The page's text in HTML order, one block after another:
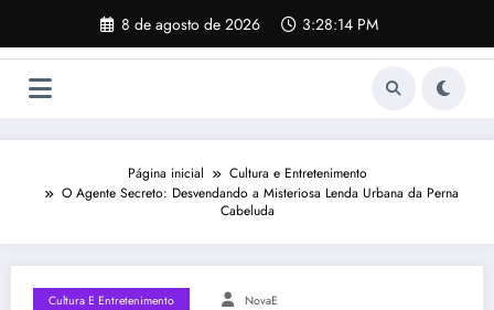
o
8 de agosto de 2026 3:28:15 PM
Página inicial
Cultura e Entretenimento
O Agente Secreto: Desvendando a Misteriosa Lenda Urbana da Perna
Cabeluda
Cultura E Entretenimento NovaE